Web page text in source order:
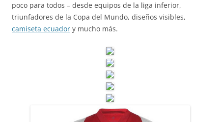
poco para todos – desde equipos de la liga inferior,
triunfadores de la Copa del Mundo, diseños visibles,
camiseta ecuador y mucho más.